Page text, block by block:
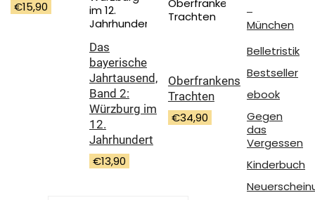
€15,90
Das
bayerische
Jahrtausend,
Band 2:
Würzburg im
12.
Jahrhundert
€13,90
Oberfrankens
Trachten
€34,90
München
Belletristik
Bestseller
ebook
Gegen
das
Vergessen
Kinderbuch